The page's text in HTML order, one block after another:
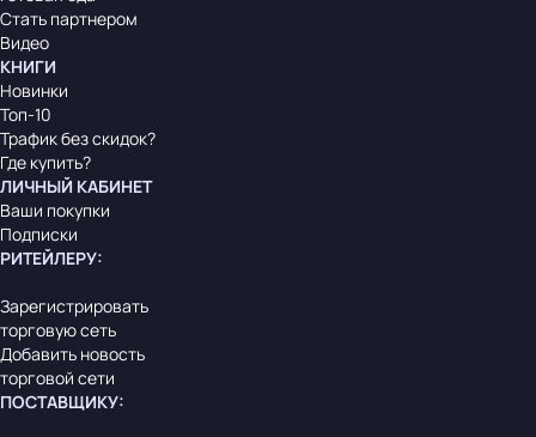
Стать партнером
Видео
КНИГИ
Новинки
Топ-10
Трафик без скидок?
Где купить?
ЛИЧНЫЙ КАБИНЕТ
Ваши покупки
Подписки
РИТЕЙЛЕРУ:
Зарегистрировать
торговую сеть
Добавить новость
торговой сети
ПОСТАВЩИКУ: